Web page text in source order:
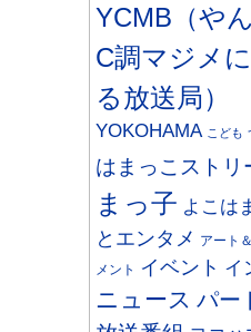
YCMB（や
C調マジメ
る放送局）
YOKOHAMA こども
はまっこストリ
まっ子 よこは
とエンタメ アート
メント
イベント イ
ニュース パー